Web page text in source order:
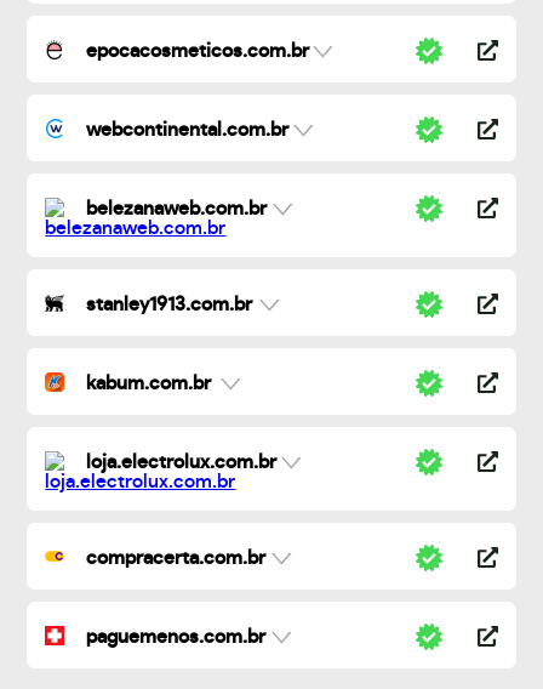
epocacosmeticos.com.br
webcontinental.com.br
belezanaweb.com.br
stanley1913.com.br
kabum.com.br
loja.electrolux.com.br
compracerta.com.br
paguemenos.com.br